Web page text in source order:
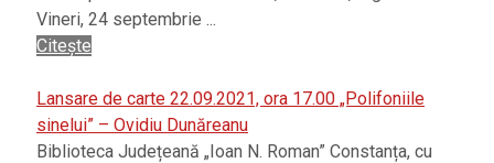
Vineri, 24 septembrie ...
Citește
Lansare de carte 22.09.2021, ora 17.00 „Polifoniile
sinelui” – Ovidiu Dunăreanu
Biblioteca Județeană „Ioan N. Roman” Constanța, cu